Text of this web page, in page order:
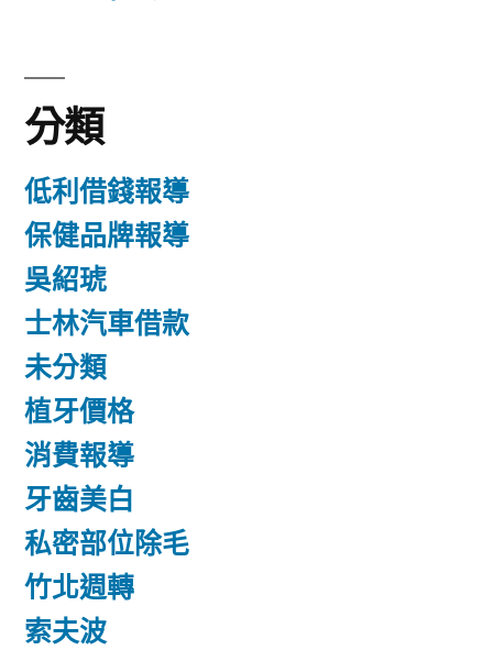
分類
低利借錢報導
保健品牌報導
吳紹琥
士林汽車借款
未分類
植牙價格
消費報導
牙齒美白
私密部位除毛
竹北週轉
索夫波